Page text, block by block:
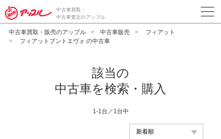
中古車買取・
中古車査定のアップル
中古車買取・販売のアップル 中古車販売
フィアット
フィアットプントエヴォ の中古車
該当の
中古車を検索・購入
1-1台／1台中